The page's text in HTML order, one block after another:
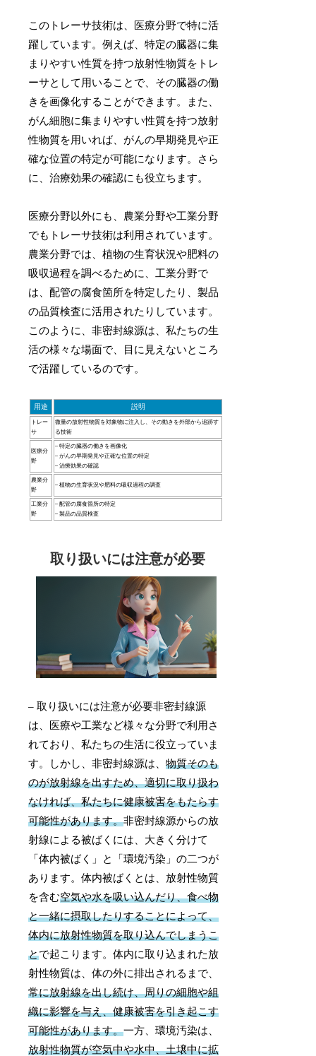
このトレーサ技術は、医療分野で特に活
躍しています。例えば、特定の臓器に集
まりやすい性質を持つ放射性物質をトレ
ーサとして用いることで、その臓器の働
きを画像化することができます。また、
がん細胞に集まりやすい性質を持つ放射
性物質を用いれば、がんの早期発見や正
確な位置の特定が可能になります。さら
に、治療効果の確認にも役立ちます。
医療分野以外にも、農業分野や工業分野
でもトレーサ技術は利用されています。
農業分野では、植物の生育状況や肥料の
吸収過程を調べるために、工業分野で
は、配管の腐食箇所を特定したり、製品
の品質検査に活用されたりしています。
このように、非密封線源は、私たちの生
活の様々な場面で、目に見えないところ
で活躍しているのです。
用途 説明
トレー
サ
微量の放射性物質を対象物に注入し、その動きを外部から追跡す
る技術
医療分
野
– 特定の臓器の働きを画像化
– がんの早期発見や正確な位置の特定
– 治療効果の確認
農業分
野
– 植物の生育状況や肥料の吸収過程の調査
工業分
野
– 配管の腐食箇所の特定
– 製品の品質検査
取り扱いには注意が必要
– 取り扱いには注意が必要非密封線源
は、医療や工業など様々な分野で利用さ
れており、私たちの生活に役立っていま
す。しかし、非密封線源は、物質そのも
のが放射線を出すため、適切に取り扱わ
なければ、私たちに健康被害をもたらす
可能性があります。非密封線源からの放
射線による被ばくには、大きく分けて
「体内被ばく」と「環境汚染」の二つが
あります。体内被ばくとは、放射性物質
を含む空気や水を吸い込んだり、食べ物
と一緒に摂取したりすることによって、
体内に放射性物質を取り込んでしまうこ
とで起こります。体内に取り込まれた放
射性物質は、体の外に排出されるまで、
常に放射線を出し続け、周りの細胞や組
織に影響を与え、健康被害を引き起こす
可能性があります。一方、環境汚染は、
放射性物質が空気中や水中、土壌中に拡